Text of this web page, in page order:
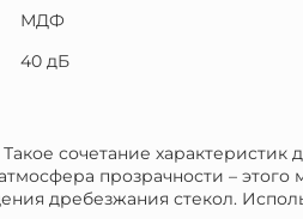
МДФ
40 дБ
сочетание характеристик
прозрачности –
дребезжания стекол.